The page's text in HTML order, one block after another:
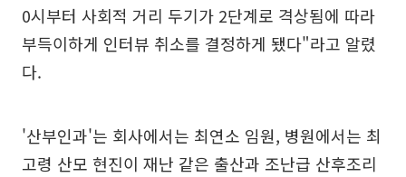
0시부터 사회적 거리 두기가 2단계로 격상됨에 따라
부득이하게 인터뷰 취소를 결정하게 됐다"라고 알렸
다.
'산부인과'는 회사에서는 최연소 임원, 병원에서는 최
고령 산모 현진이 재난 같은 출산과 조난급 산후조리